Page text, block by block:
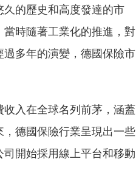
的歷史和高度發達的市
時隨著工業化的推進，對
多年的演變，德國保險市
入在全球名列前茅，涵蓋
德國保險行業呈現出一些
開始採用線上平台和移動